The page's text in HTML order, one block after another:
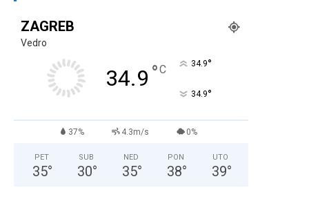
ZAGREB
Vedro
34.9 °C 34.9°
34.9°
37% 4.3m/s 0%
PET
35°
SUB
30°
NED
35°
PON
38°
UTO
39°